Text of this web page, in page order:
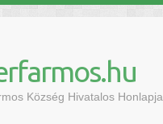
Község Hivatalos Honlapja